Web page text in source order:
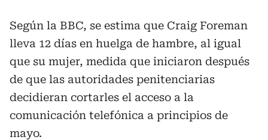
Según la BBC, se estima que Craig Foreman
lleva 12 días en huelga de hambre, al igual
que su mujer, medida que iniciaron después
de que las autoridades penitenciarias
decidieran cortarles el acceso a la
comunicación telefónica a principios de
mayo.